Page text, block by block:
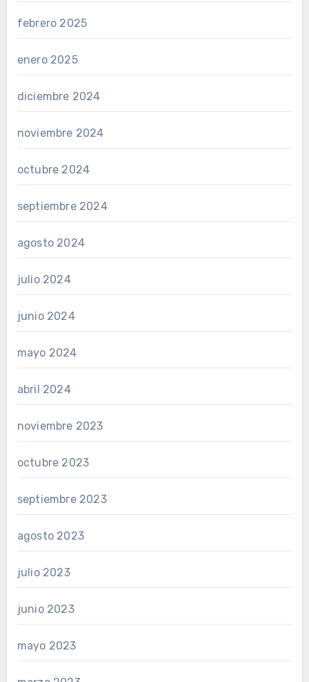
febrero 2025
enero 2025
diciembre 2024
noviembre 2024
octubre 2024
septiembre 2024
agosto 2024
julio 2024
junio 2024
mayo 2024
abril 2024
noviembre 2023
octubre 2023
septiembre 2023
agosto 2023
julio 2023
junio 2023
mayo 2023